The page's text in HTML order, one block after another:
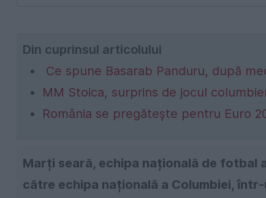
Din cuprinsul articolului
Ce spune Basarab Panduru, după
MM Stoica, surprins de jocul
România se pregătește pentru Euro
Marți seară, echipa națională de fotbal
către echipa națională a Columbiei,